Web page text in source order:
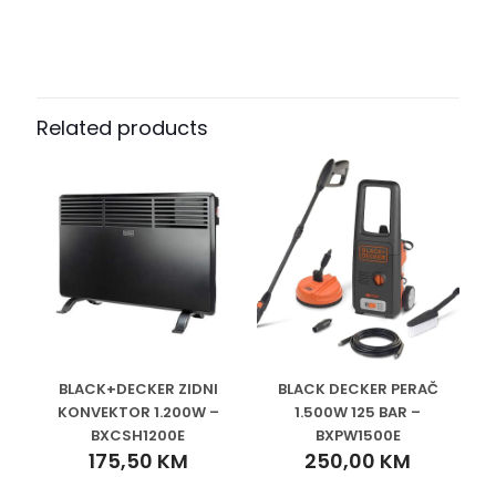
Related products
BLACK+DECKER ZIDNI
KONVEKTOR 1.200W –
BXCSH1200E
175,50 KM
BLACK DECKER PERAČ
1.500W 125 BAR –
BXPW1500E
250,00 KM